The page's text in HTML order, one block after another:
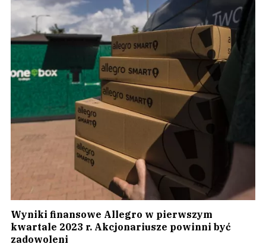
Wyniki finansowe Allegro w pierwszym
kwartale 2023 r. Akcjonariusze powinni być
zadowoleni